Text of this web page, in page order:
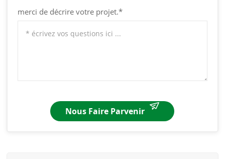
merci de décrire votre projet.*
Nous Faire Parvenir